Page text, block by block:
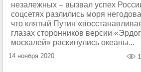
незалежных – вызвал успех
соцсетях разлились моря
что клятый Путин
глазах сторонников версии
москалей» раскинулись океаны...
14 ноября 2020